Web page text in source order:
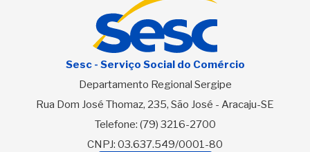
Sesc - Serviço Social do Comércio
Departamento Regional Sergipe
Rua Dom José Thomaz, 235, São José - Aracaju-SE
Telefone: (79) 3216-2700
CNPJ: 03.637.549/0001-80